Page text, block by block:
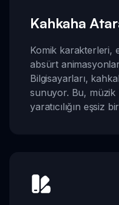
Kahkaha
Komik karakterleri,
absürt
Bilgisayarları,
sunuyor. Bu, müzik
yaratıcılığın eşsiz